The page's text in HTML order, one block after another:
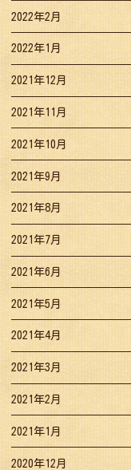
2022年2月
2022年1月
2021年12月
2021年11月
2021年10月
2021年9月
2021年8月
2021年7月
2021年6月
2021年5月
2021年4月
2021年3月
2021年2月
2021年1月
2020年12月